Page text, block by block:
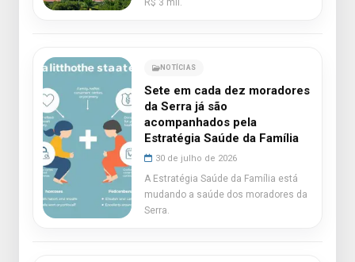
R$ 3 mil.
NOTÍCIAS
Sete em cada dez moradores
da Serra já são
acompanhados pela
Estratégia Saúde da Família
30 de julho de 2026
A Estratégia Saúde da Família está
mudando a saúde dos moradores da
Serra.